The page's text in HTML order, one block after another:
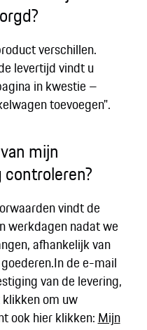
verschillen.
levertijd vindt u
in kwestie –
toevoegen".
mijn
vindt de
werkdagen nadat we
afhankelijk van
de e-mail
van de levering,
om uw
ook hier klikken: Mijn